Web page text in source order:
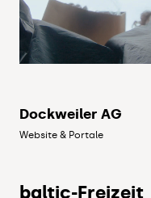
Dockweiler AG
Website & Portale
baltic-Freizeit